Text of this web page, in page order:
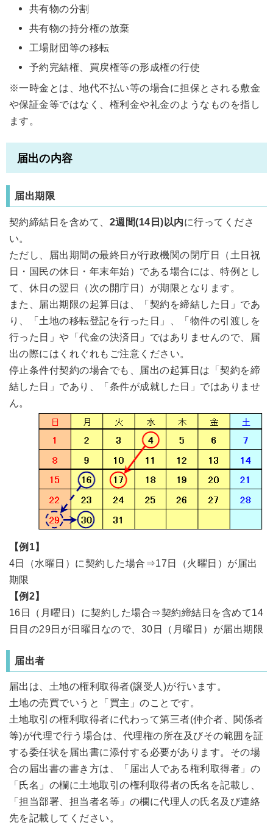
共有物の分割
共有物の持分権の放棄
工場財団等の移転
予約完結権、買戻権等の形成権の行使
※一時金とは、地代不払い等の場合に担保とされる敷金
や保証金等ではなく、権利金や礼金のようなものを指し
ます。
届出の内容
届出期限
契約締結日を含めて、 2週間(14日)以内に行ってくださ
い。
ただし、届出期間の最終日が行政機関の閉庁日（土日祝
日・国民の休日・年末年始）である場合には、特例とし
て、休日の翌日（次の開庁日）が期限となります。
また、届出期限の起算日は、「契約を締結した日」であ
り、「土地の移転登記を行った日」、「物件の引渡しを
行った日」や「代金の決済日」ではありませんので、届
出の際にはくれぐれもご注意ください。
停止条件付契約の場合でも、届出の起算日は「契約を締
結した日」であり、「条件が成就した日」ではありませ
ん。
【例1】
4日（水曜日）に契約した場合⇒17日（火曜日）が届出
期限
【例2】
16日（月曜日）に契約した場合⇒契約締結日を含めて14
日目の29日が日曜日なので、30日（月曜日）が届出期限
届出者
届出は、土地の権利取得者(譲受人)が行います。
土地の売買でいうと「買主」のことです。
土地取引の権利取得者に代わって第三者(仲介者、関係者
等)が代理で行う場合は、代理権の所在及びその範囲を証
する委任状を届出書に添付する必要があります。その場
合の届出書の書き方は、「届出人である権利取得者」の
「氏名」の欄に土地取引の権利取得者の氏名を記載し、
「担当部署、担当者名等」の欄に代理人の氏名及び連絡
先を記載してください。